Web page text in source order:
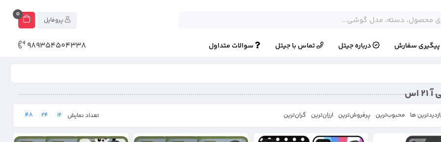
0
پیگیری سفارش درباره جیتل تماس با جیتل سوالات متداول 989354504338
اس
ها محبوب‌‌ترین پرفروش‌ترین ارزان‌ترین گران‌ترین تعداد نمایش 12
24
48